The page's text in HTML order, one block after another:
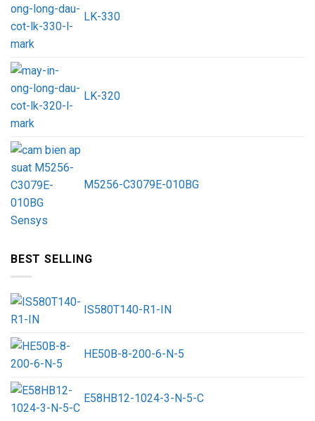
LK-330
LK-320
M5256-C3079E-010BG
BEST SELLING
IS580T140-R1-IN
HE50B-8-200-6-N-5
E58HB12-1024-3-N-5-C